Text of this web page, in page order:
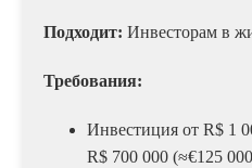
Подходит: Инвесторам в
Требования:
Инвестиция от R$ 1
R$ 700 000 (≈€125